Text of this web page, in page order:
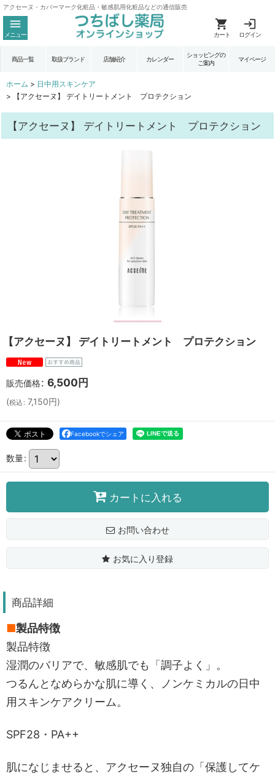
アクセーヌ・カバーマーク化粧品・敏感肌用化粧品などの通信販売
メニュー カート ログイン
商品一覧 取扱ブランド 店舗紹介 カレンダー
ショッピングの
ご案内
マイページ
ホーム > 日中用スキンケア
>
【アクセーヌ】 デイトリートメント プロテクション
【アクセーヌ】 デイトリートメント プロテクション
【アクセーヌ】 デイトリートメント プロテクション
販売価格: 6,500円
(税込 : 7,150円)
Facebookでシェア
数量:
カートに入れる
お問い合わせ
お気に入り登録
商品詳細
■製品特徴
製品特徴
湿潤のバリアで、敏感肌でも「調子よく」。
つるんとなめらかな肌に導く、ノンケミカルの日中
用スキンケアクリーム。
SPF28・PA++
肌になじませると、アクセーヌ独自の「保護してケ